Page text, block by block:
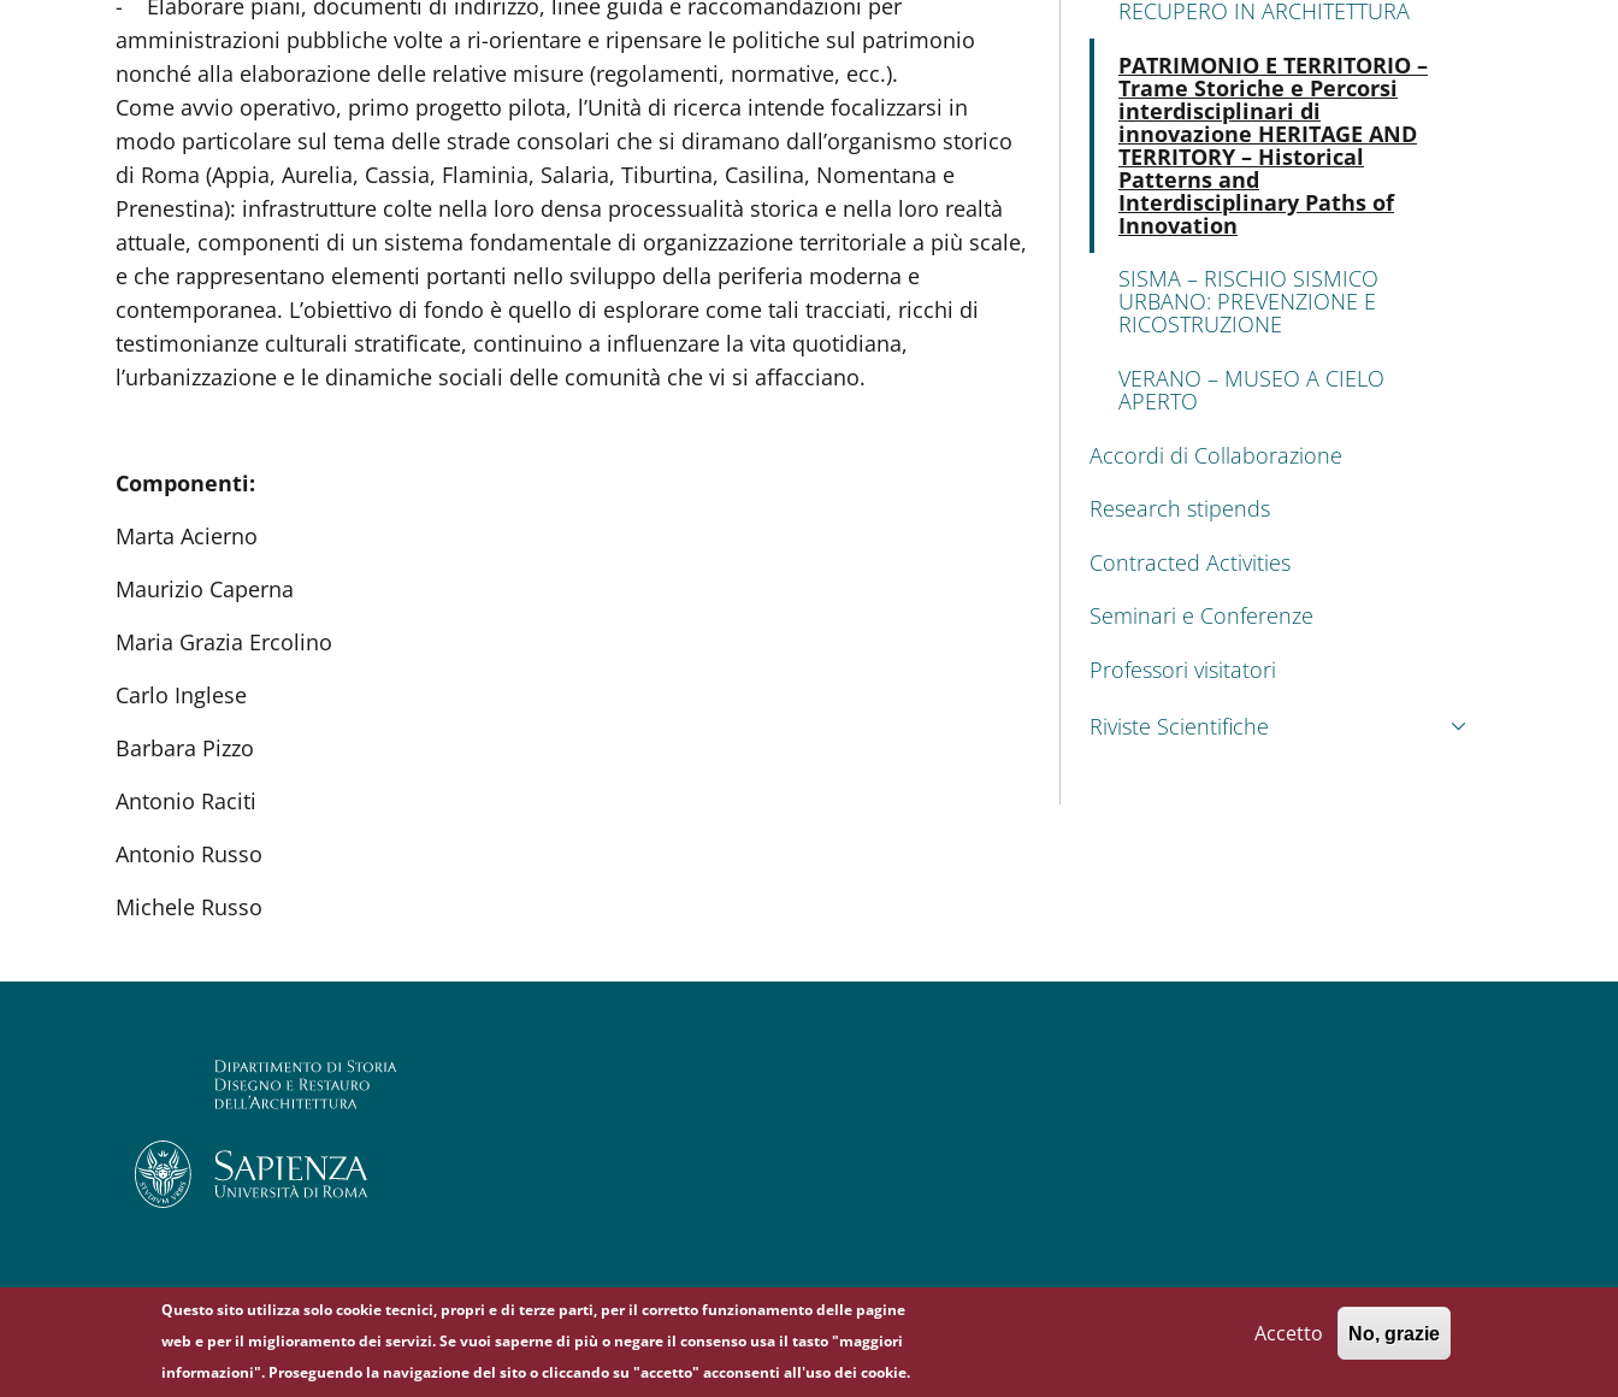
- Elaborare piani, documenti di indirizzo, linee guida e raccomandazioni per
amministrazioni pubbliche volte a ri-orientare e ripensare le politiche sul patrimonio
nonché alla elaborazione delle relative misure (regolamenti, normative, ecc.).
Come avvio operativo, primo progetto pilota, l’Unità di ricerca intende focalizzarsi in
modo particolare sul tema delle strade consolari che si diramano dall’organismo storico
di Roma (Appia, Aurelia, Cassia, Flaminia, Salaria, Tiburtina, Casilina, Nomentana e
Prenestina): infrastrutture colte nella loro densa processualità storica e nella loro realtà
attuale, componenti di un sistema fondamentale di organizzazione territoriale a più scale,
e che rappresentano elementi portanti nello sviluppo della periferia moderna e
contemporanea. L’obiettivo di fondo è quello di esplorare come tali tracciati, ricchi di
testimonianze culturali stratificate, continuino a influenzare la vita quotidiana,
l’urbanizzazione e le dinamiche sociali delle comunità che vi si affacciano.
Componenti:
Marta Acierno
Maurizio Caperna
Maria Grazia Ercolino
Carlo Inglese
Barbara Pizzo
Antonio Raciti
Antonio Russo
Michele Russo
RECUPERO IN ARCHITETTURA
PATRIMONIO E TERRITORIO –
Trame Storiche e Percorsi
interdisciplinari di
innovazione HERITAGE AND
TERRITORY – Historical
Patterns and
Interdisciplinary Paths of
Innovation
SISMA – RISCHIO SISMICO
URBANO: PREVENZIONE E
RICOSTRUZIONE
VERANO – MUSEO A CIELO
APERTO
Accordi di Collaborazione
Research stipends
Contracted Activities
Seminari e Conferenze
Professori visitatori
Riviste Scientifiche
FacebookInstagramLinkedin
Questo sito utilizza solo cookie tecnici, propri e di terze parti, per il corretto funzionamento delle pagine
web e per il miglioramento dei servizi. Se vuoi saperne di più o negare il consenso usa il tasto "maggiori
informazioni". Proseguendo la navigazione del sito o cliccando su "accetto" acconsenti all'uso dei cookie.
Accetto No, grazie